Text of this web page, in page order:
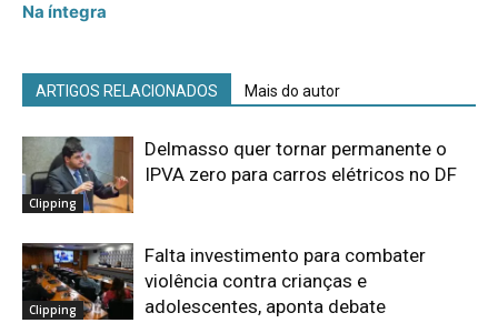
Na íntegra
ARTIGOS RELACIONADOS Mais do autor
Clipping
Delmasso quer tornar permanente o
IPVA zero para carros elétricos no DF
Clipping
Falta investimento para combater
violência contra crianças e
adolescentes, aponta debate